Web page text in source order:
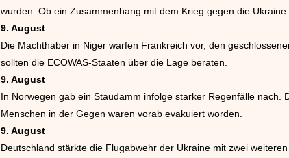
wurden. Ob ein Zusammenhang mit dem Krieg gegen die Ukraine
9. August
Die Machthaber in Niger warfen Frankreich vor, den
sollten die ECOWAS-Staaten über die Lage beraten.
9. August
In Norwegen gab ein Staudamm infolge starker Regenfälle
Menschen in der Gegen waren vorab evakuiert worden.
9. August
Deutschland stärkte die Flugabwehr der Ukraine mit zwei